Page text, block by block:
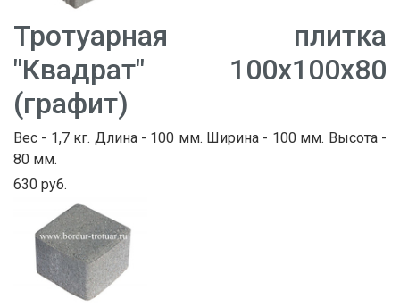
Тротуарная плитка
"Квадрат" 100х100х80
(графит)
Вес - 1,7 кг. Длина - 100 мм. Ширина - 100 мм. Высота -
80 мм.
630 руб.